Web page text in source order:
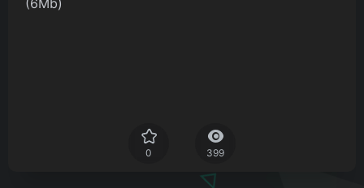
0 399